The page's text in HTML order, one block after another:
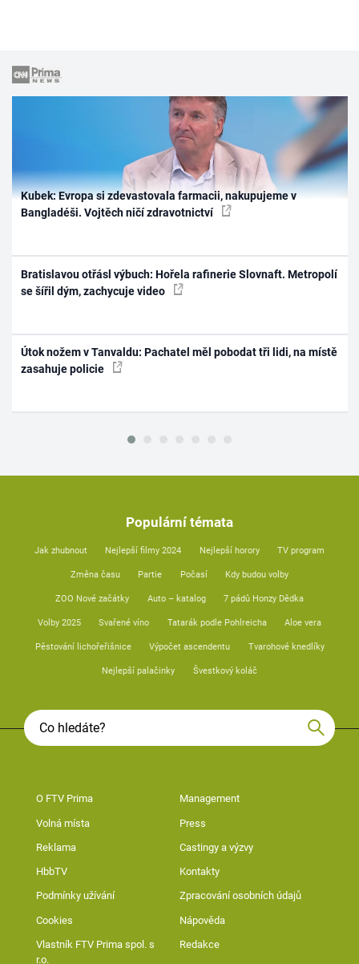
Kubek: Evropa si zdevastovala farmacii, nakupujeme v
Bangladéši. Vojtěch ničí zdravotnictví
Bratislavou otřásl výbuch: Hořela rafinerie Slovnaft. Metropolí
se šířil dým, zachycuje video
Útok nožem v Tanvaldu: Pachatel měl pobodat tři lidi, na místě
zasahuje policie
Populární témata
Jak zhubnout Nejlepší filmy 2024 Nejlepší horory TV program
Změna času Partie Počasí Kdy budou volby
ZOO Nové začátky Auto – katalog 7 pádů Honzy Dědka
Volby 2025 Svařené víno Tatarák podle Pohlreicha Aloe vera
Pěstování lichořeřišnice Výpočet ascendentu Tvarohové knedlíky
Nejlepší palačinky Švestkový koláč
O FTV Prima Management
Volná místa Press
Reklama Castingy a výzvy
HbbTV Kontakty
Podmínky užívání Zpracování osobních údajů
Cookies Nápověda
Vlastník FTV Prima spol. s
r.o.
Redakce